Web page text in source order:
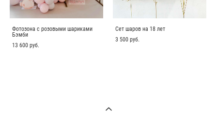
Фотозона с розовыми шариками
Бэмби
13 600 pуб.
Сет шаров на 18 лет
3 500 pуб.